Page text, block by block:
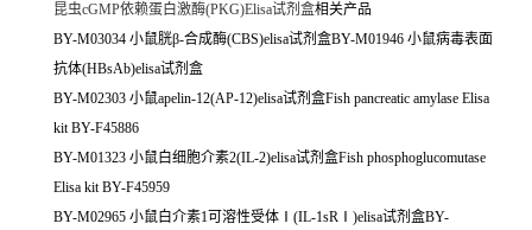
昆虫cGMP依赖蛋白激酶(PKG)Elisa试剂盒相关产品
BY-M03034 小鼠胱β-合成酶(CBS)elisa试剂盒BY-M01946 小鼠病毒表面
抗体(HBsAb)elisa试剂盒
BY-M02303 小鼠apelin-12(AP-12)elisa试剂盒Fish pancreatic amylase Elisa
kit BY-F45886
BY-M01323 小鼠白细胞介素2(IL-2)elisa试剂盒Fish phosphoglucomutase
Elisa kit BY-F45959
BY-M02965 小鼠白介素1可溶性受体Ⅰ(IL-1sRⅠ)elisa试剂盒BY-